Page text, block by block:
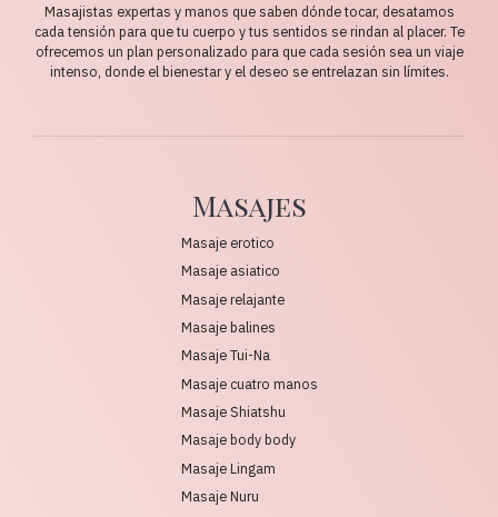
Masajistas expertas y manos que saben dónde tocar, desatamos
cada tensión para que tu cuerpo y tus sentidos se rindan al placer. Te
ofrecemos un plan personalizado para que cada sesión sea un viaje
intenso, donde el bienestar y el deseo se entrelazan sin límites.
Masajes
Masaje erotico
Masaje asiatico
Masaje relajante
Masaje balines
Masaje Tui-Na
Masaje cuatro manos
Masaje Shiatshu
Masaje body body
Masaje Lingam
Masaje Nuru